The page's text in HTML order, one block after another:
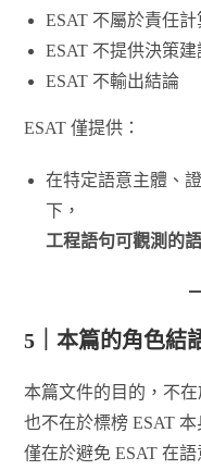
ESAT 不屬於責任
ESAT 不提供決策建
ESAT 不輸出結論
ESAT 僅提供：
在特定語意主體、
下，
工程語句可觀測的
5｜本篇的角色結
本篇文件的目的，不
也不在於標榜 ESAT
僅在於避免 ESAT 在